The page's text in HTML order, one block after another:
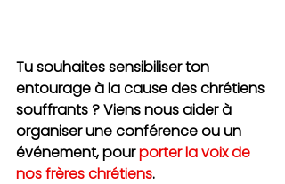
Tu souhaites sensibiliser ton
entourage à la cause des chrétiens
souffrants ? Viens nous aider à
organiser une conférence ou un
événement, pour porter la voix de
nos frères chrétiens.